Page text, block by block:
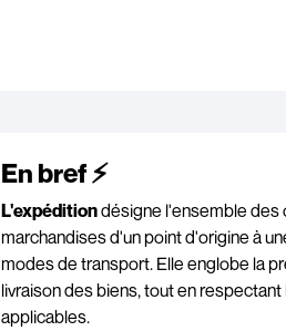
En bref ⚡
L'expéditiondésigne l'ensemble
marchandises d'un point d'origine à
modes de transport. Elle englobe la
livraison des biens, tout en
applicables.